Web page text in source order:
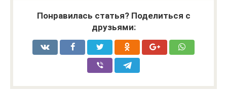
Понравилась статья? Поделиться с
друзьями: